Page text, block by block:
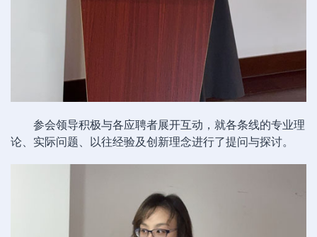
参会领导积极与各应聘者展开互动，就各条线的专业理
论、实际问题、以往经验及创新理念进行了提问与探讨。